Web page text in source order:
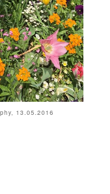
13.05.2016